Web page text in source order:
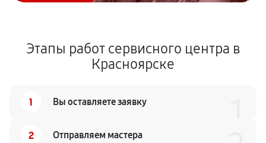
Этапы работ сервисного центра в
Красноярске
1 Вы оставляете заявку
2 Отправляем мастера